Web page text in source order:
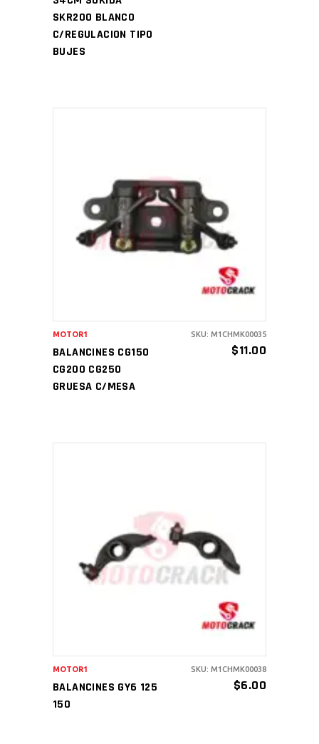
SKR200 BLANCO
C/REGULACION TIPO
BUJES
AÑADIR AL CARRITO
BALANCINES CG150
CG200 CG250
GRUESA C/MESA
$11.00
MOTOR1 SKU: M1CHMK00035
AÑADIR AL CARRITO
BALANCINES GY6 125
150
$6.00
MOTOR1 SKU: M1CHMK00038